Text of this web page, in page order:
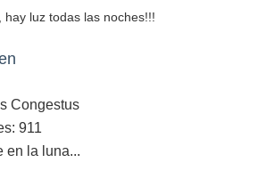
luz todas las noches!!!
Congestus
911
en la luna...